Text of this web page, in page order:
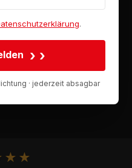
.
›
· jederzeit absagbar
★ ★